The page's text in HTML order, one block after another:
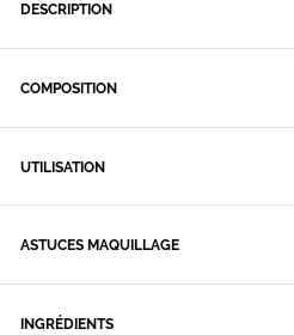
DESCRIPTION
COMPOSITION
UTILISATION
ASTUCES MAQUILLAGE
INGRÉDIENTS